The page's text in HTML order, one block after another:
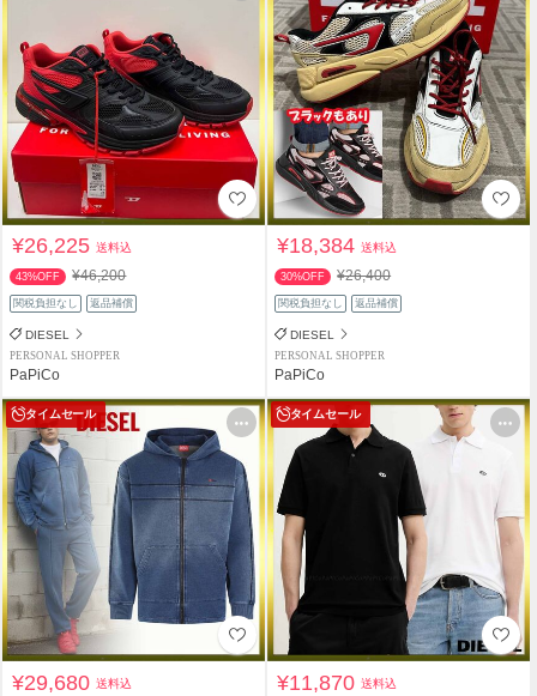
¥26,225送料込
43%OFF ¥46,200
関税負担なし 返品補償
DIESEL
PERSONAL SHOPPER
PaPiCo
¥18,384送料込
30%OFF ¥26,400
関税負担なし 返品補償
DIESEL
PERSONAL SHOPPER
PaPiCo
タイムセール
¥29,680送料込
タイムセール
¥11,870送料込